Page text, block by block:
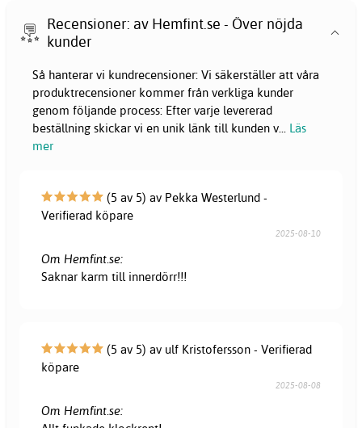
Recensioner: av Hemfint.se - Över nöjda
kunder
Så hanterar vi kundrecensioner: Vi säkerställer att våra
produktrecensioner kommer från verkliga kunder
genom följande process: Efter varje levererad
beställning skickar vi en unik länk till kunden v... Läs
mer
(5 av 5) av Pekka Westerlund -
Verifierad köpare
2025-08-10
Om Hemfint.se:
Saknar karm till innerdörr!!!
(5 av 5) av ulf Kristofersson - Verifierad
köpare
2025-08-08
Om Hemfint.se: